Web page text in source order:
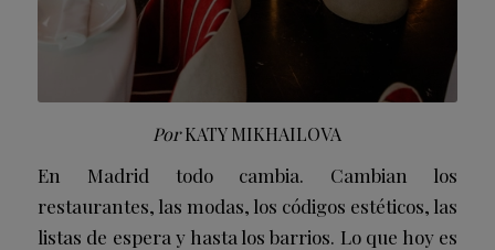
PorKATY MIKHAILOVA
En Madrid todo cambia. Cambian los
restaurantes, las modas, los códigos estéticos, las
listas de espera y hasta los barrios. Lo que hoy es